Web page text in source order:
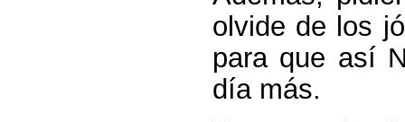
olvide de los
para que así
día más.